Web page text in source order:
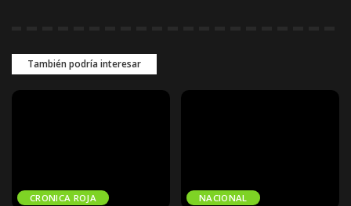
También podría interesar
CRONICA ROJA NACIONAL